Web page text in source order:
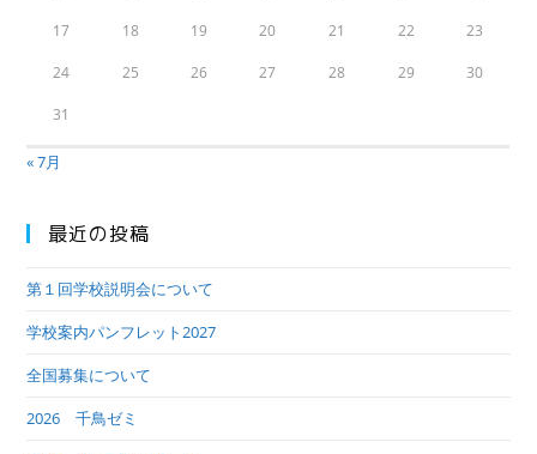
17 18 19 20 21 22 23
24 25 26 27 28 29 30
31
« 7月
最近の投稿
第１回学校説明会について
学校案内パンフレット2027
全国募集について
2026 千鳥ゼミ